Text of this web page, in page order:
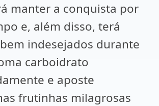
manter a conquista por
e, além disso, terá
indesejados durante
carboidrato
e aposte
frutinhas milagrosas